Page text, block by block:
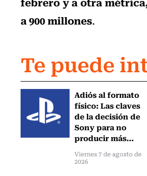
a 900 millones.
Te puede
Adiós al formato
físico: Las claves
de la decisión de
Sony para no
producir más...
Viernes 7 de agosto de
2026